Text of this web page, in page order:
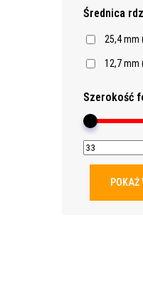
Średnica
25,4 mm
12,7 mm
Szerokość
POKAŻ